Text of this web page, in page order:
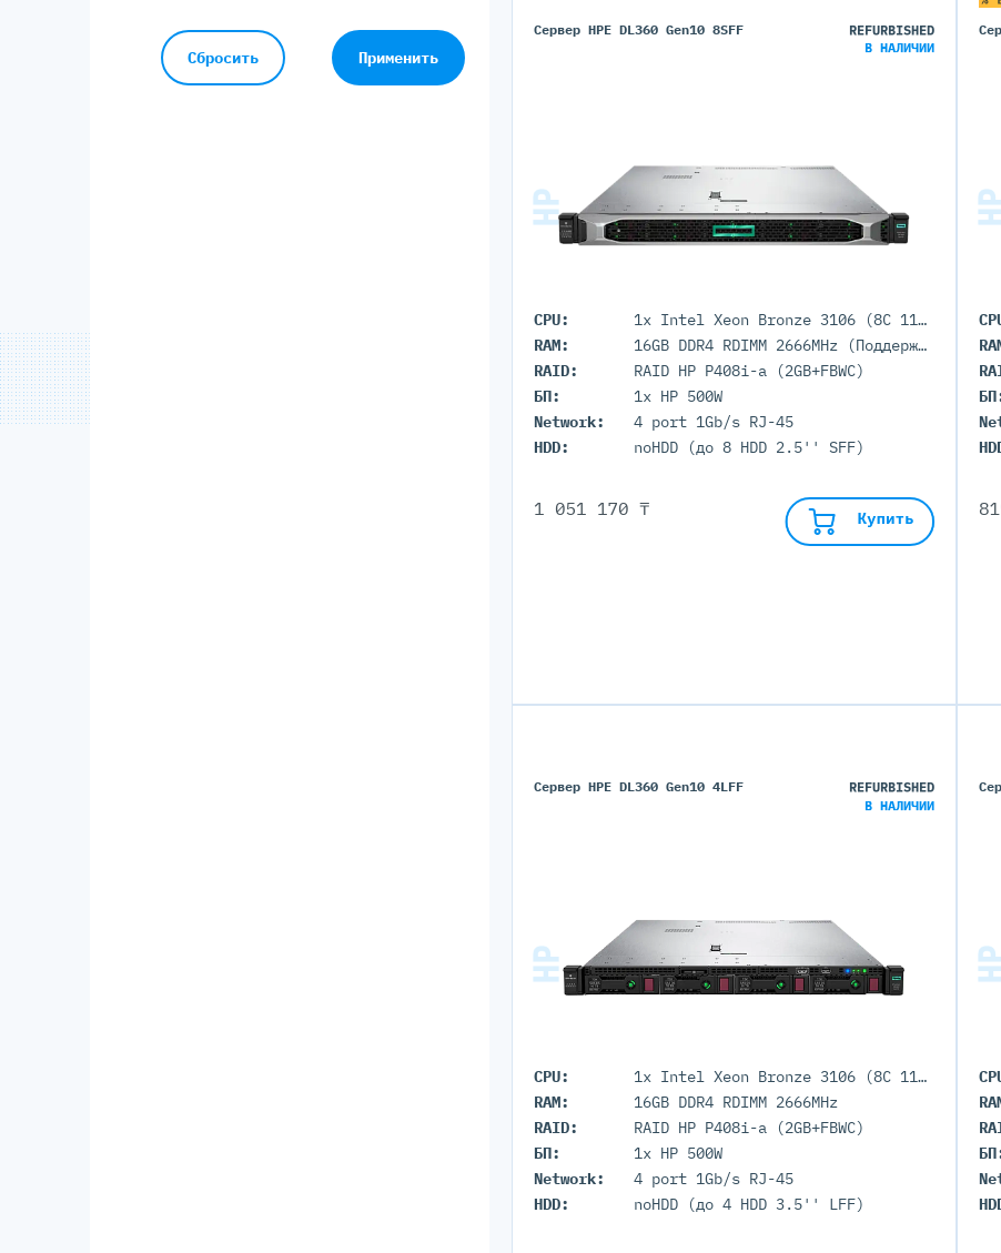
Сбросить Применить
Сервер HPE DL360 Gen10 8SFF
REFURBISHED
В НАЛИЧИИ
CPU:
1x Intel Xeon Bronze 3106 (8C 11M Cache 1.70 GHz)
RAM:
16GB DDR4 RDIMM 2666MHz (Поддержка до 3TB максимально, 24 DIMM портов)
RAID:
RAID HP P408i-a (2GB+FBWC)
БП:
1x HP 500W
Network:
4 port 1Gb/s RJ-45
HDD:
noHDD (до 8 HDD 2.5'' SFF)
1 051 170 ₸ Купить
Сервер HPE DL360 Gen10 4LFF
REFURBISHED
В НАЛИЧИИ
CPU:
1x Intel Xeon Bronze 3106 (8C 11M Cache 1.70 GHz)
RAM:
16GB DDR4 RDIMM 2666MHz
RAID:
RAID HP P408i-a (2GB+FBWC)
БП:
1x HP 500W
Network:
4 port 1Gb/s RJ-45
HDD:
noHDD (до 4 HDD 3.5'' LFF)